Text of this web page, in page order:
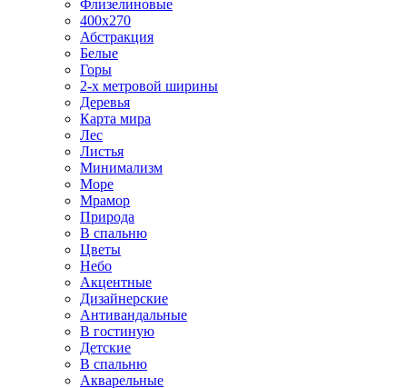
Флизелиновые
400х270
Абстракция
Белые
Горы
2-х метровой ширины
Деревья
Карта мира
Лес
Листья
Минимализм
Море
Мрамор
Природа
В спальню
Цветы
Небо
Акцентные
Дизайнерские
Антивандальные
В гостиную
Детские
В спальню
Акварельные